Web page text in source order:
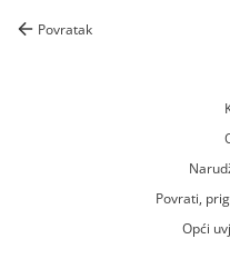
Povratak
Povrati,
Opći